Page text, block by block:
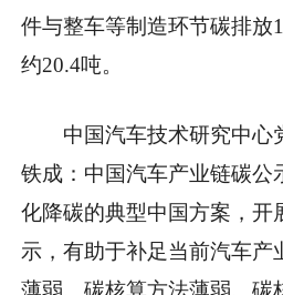
件与整车等制造环节碳排放
约20.4吨。
中国汽车技术研究中心
铁成：中国汽车产业链碳公
化降碳的典型中国方案，开
示，有助于补足当前汽车产
薄弱、碳核算方法薄弱、碳